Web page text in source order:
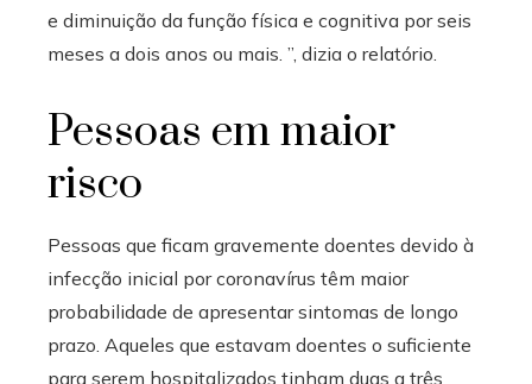
e diminuição da função física e cognitiva por seis
meses a dois anos ou mais. ”, dizia o relatório.
Pessoas em maior
risco
Pessoas que ficam gravemente doentes devido à
infecção inicial por coronavírus têm maior
probabilidade de apresentar sintomas de longo
prazo. Aqueles que estavam doentes o suficiente
para serem hospitalizados tinham duas a três